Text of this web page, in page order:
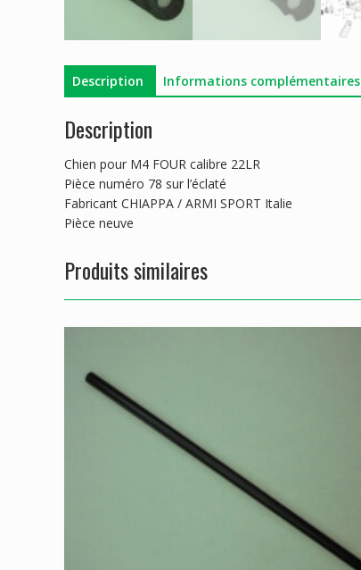
Description Informations complémentaires
Description
Chien pour M4 FOUR calibre 22LR
Pièce numéro 78 sur l’éclaté
Fabricant CHIAPPA / ARMI SPORT Italie
Pièce neuve
Produits similaires